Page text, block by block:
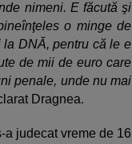
nimeni. E făcută şi
o minge de
DNĂ, pentru că le e
de mii de euro care
penale, unde nu mai
Dragnea.
a judecat vreme de 16